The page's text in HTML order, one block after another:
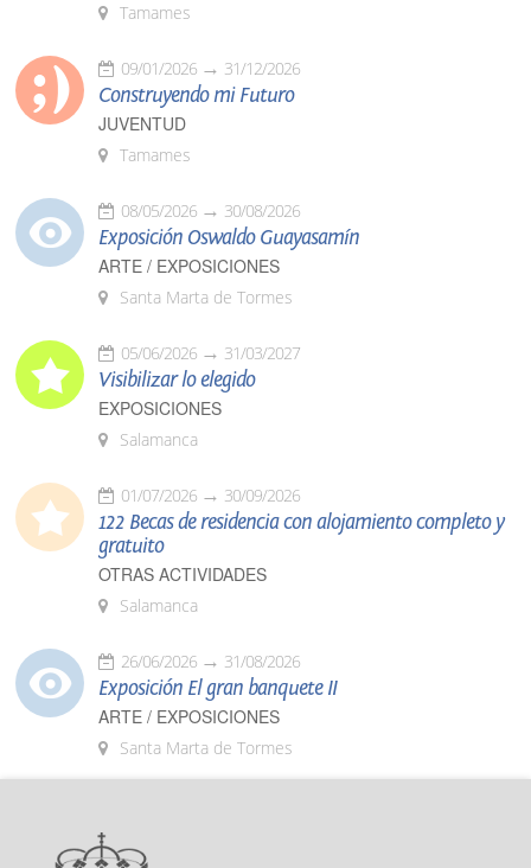
Tamames
09/01/2026 31/12/2026
Construyendo mi Futuro
JUVENTUD
Tamames
08/05/2026 30/08/2026
Exposición Oswaldo Guayasamín
ARTE / EXPOSICIONES
Santa Marta de Tormes
05/06/2026 31/03/2027
Visibilizar lo elegido
EXPOSICIONES
Salamanca
01/07/2026 30/09/2026
122 Becas de residencia con alojamiento completo y
gratuito
OTRAS ACTIVIDADES
Salamanca
26/06/2026 31/08/2026
Exposición El gran banquete II
ARTE / EXPOSICIONES
Santa Marta de Tormes